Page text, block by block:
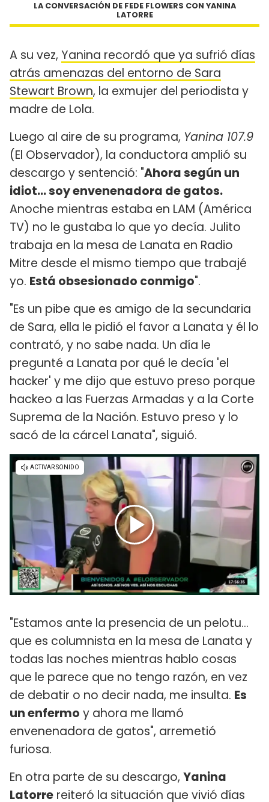
LA CONVERSACIÓN DE FEDE FLOWERS CON YANINA
LATORRE
A su vez, Yanina recordó que ya sufrió días
atrás amenazas del entorno de Sara
Stewart Brown, la exmujer del periodista y
madre de Lola.
Luego al aire de su programa, Yanina 107.9
(El Observador), la conductora amplió su
descargo y sentenció: "Ahora según un
idiot... soy envenenadora de gatos.
Anoche mientras estaba en LAM (América
TV) no le gustaba lo que yo decía. Julito
trabaja en la mesa de Lanata en Radio
Mitre desde el mismo tiempo que trabajé
yo. Está obsesionado conmigo".
"Es un pibe que es amigo de la secundaria
de Sara, ella le pidió el favor a Lanata y él lo
contrató, y no sabe nada. Un día le
pregunté a Lanata por qué le decía 'el
hacker' y me dijo que estuvo preso porque
hackeo a las Fuerzas Armadas y a la Corte
Suprema de la Nación. Estuvo preso y lo
sacó de la cárcel Lanata", siguió.
"Estamos ante la presencia de un pelotu...
que es columnista en la mesa de Lanata y
todas las noches mientras hablo cosas
que le parece que no tengo razón, en vez
de debatir o no decir nada, me insulta. Es
un enfermo y ahora me llamó
envenenadora de gatos", arremetió
furiosa.
En otra parte de su descargo, Yanina
Latorre reiteró la situación que vivió días